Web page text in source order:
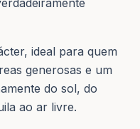
ideal para quem
generosas e um
do sol, do
ao ar livre.